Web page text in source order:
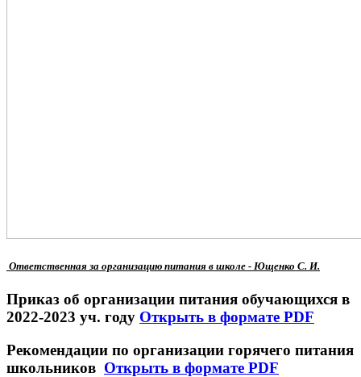
Ответственная за организацию питания в школе - Ющенко С. И.
Приказ об организации питания обучающихся в
2022-2023 уч. году Открыть в формате PDF
Рекомендации по организации горячего питания
школьников Открыть в формате PDF